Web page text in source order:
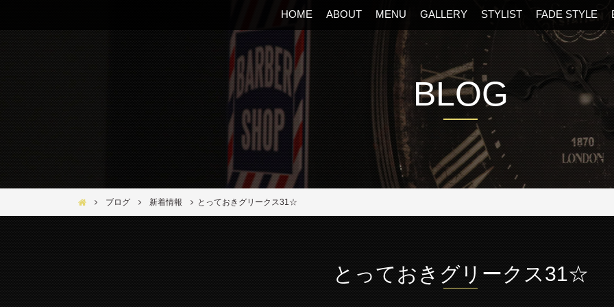
HOME ABOUT MENU GALLERY STYLIST FADE STYLE
BLOG
Bar Ber Shop REGALO【バーバーショップ レガロ】- 大阪・福島区の美容室
ブログ 新着情報 とっておきグリークス31☆
とっておきグリークス31☆